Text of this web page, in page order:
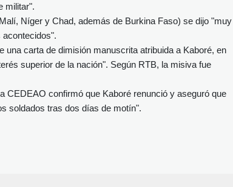
militar".
Níger y Chad, además de Burkina Faso) se dijo "muy
una carta de dimisión manuscrita atribuida a Kaboré, en
superior de la nación". Según RTB, la misiva fue
CEDEAO confirmó que Kaboré renunció y aseguró que
soldados tras dos días de motín".